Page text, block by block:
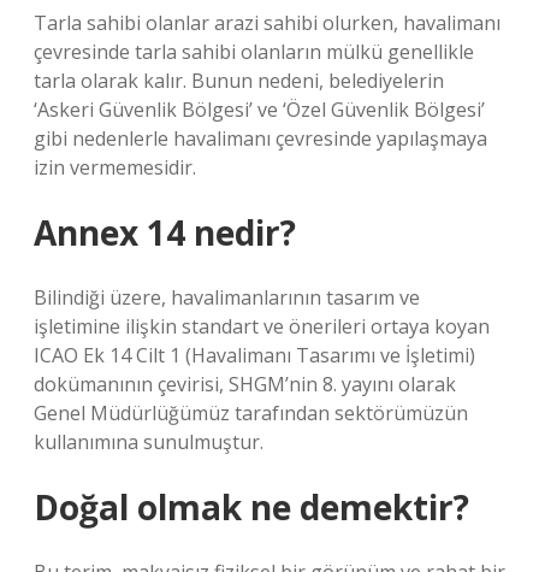
Tarla sahibi olanlar arazi sahibi olurken, havalimanı
çevresinde tarla sahibi olanların mülkü genellikle
tarla olarak kalır. Bunun nedeni, belediyelerin
‘Askeri Güvenlik Bölgesi’ ve ‘Özel Güvenlik Bölgesi’
gibi nedenlerle havalimanı çevresinde yapılaşmaya
izin vermemesidir.
Annex 14 nedir?
Bilindiği üzere, havalimanlarının tasarım ve
işletimine ilişkin standart ve önerileri ortaya koyan
ICAO Ek 14 Cilt 1 (Havalimanı Tasarımı ve İşletimi)
dokümanının çevirisi, SHGM’nin 8. yayını olarak
Genel Müdürlüğümüz tarafından sektörümüzün
kullanımına sunulmuştur.
Doğal olmak ne demektir?